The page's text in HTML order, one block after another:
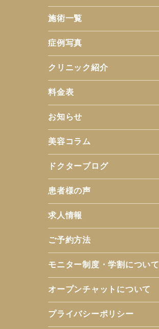
施術一覧
症例写真
クリニック紹介
料金表
お知らせ
美容コラム
ドクターブログ
患者様の声
求人情報
ご予約方法
モニター制度・学割について
オープンチャットについて
プライバシーポリシー